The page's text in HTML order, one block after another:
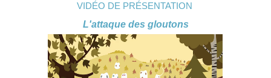
VIDÉO DE PRÉSENTATION
L'attaque des gloutons